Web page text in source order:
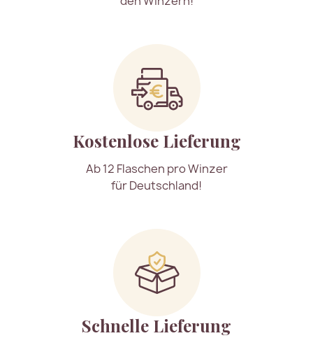
Kostenlose Lieferung
Ab 12 Flaschen pro Winzer
für Deutschland!
Schnelle Lieferung